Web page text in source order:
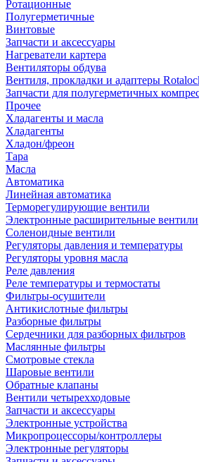
Ротационные
Полугерметичные
Винтовые
Запчасти и аксессуары
Нагреватели картера
Вентиляторы обдува
Вентиля, прокладки и адаптеры
Запчасти для полугерметичных
Прочее
Хладагенты и масла
Хладагенты
Хладон/фреон
Тара
Масла
Автоматика
Линейная автоматика
Терморегулирующие вентили
Электронные расширительные вентили
Соленоидные вентили
Регуляторы давления и температуры
Регуляторы уровня масла
Реле давления
Реле температуры и термостаты
Фильтры-осушители
Антикислотные фильтры
Разборные фильтры
Сердечники для разборных фильтров
Маслянные фильтры
Смотровые стекла
Шаровые вентили
Обратные клапаны
Вентили четырехходовые
Запчасти и аксессуары
Электронные устройства
Микропроцессоры/контроллеры
Электронные регуляторы